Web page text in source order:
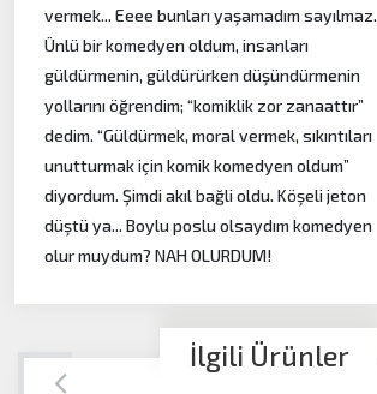
vermek... Eeee bunları yaşamadım sayılmaz.
Ünlü bir komedyen oldum, insanları
güldürmenin, güldürürken düşündürmenin
yollarını öğrendim; “komiklik zor zanaattır”
dedim. “Güldürmek, moral vermek, sıkıntıları
unutturmak için komik komedyen oldum”
diyordum. Şimdi akıl bağli oldu. Köşeli jeton
düştü ya... Boylu poslu olsaydım komedyen
olur muydum? NAH OLURDUM!
İlgili Ürünler